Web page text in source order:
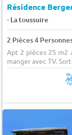
Résidence
- La toussuire
2 Pièces 4
Apt 2 pièces 25 m2
manger avec TV.